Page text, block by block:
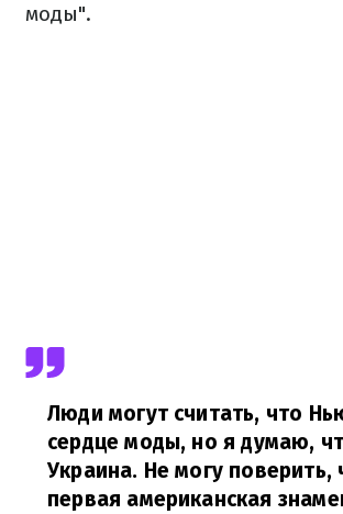
моды".
Люди могут считать, что
сердце моды, но я думаю,
Украина. Не могу поверить,
первая американская